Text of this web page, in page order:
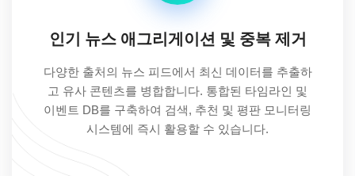
인기 뉴스 애그리게이션 및 중복 제거
다양한 출처의 뉴스 피드에서 최신 데이터를 추출하
고 유사 콘텐츠를 병합합니다. 통합된 타임라인 및
이벤트 DB를 구축하여 검색, 추천 및 평판 모니터링
시스템에 즉시 활용할 수 있습니다.